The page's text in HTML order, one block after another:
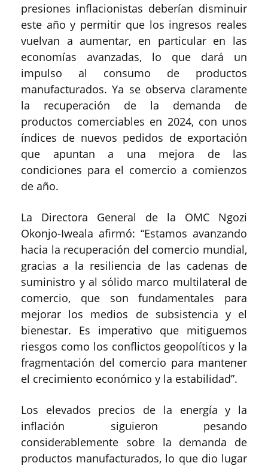
presiones inflacionistas deberían disminuir
este año y permitir que los ingresos reales
vuelvan a aumentar, en particular en las
economías avanzadas, lo que dará un
impulso al consumo de productos
manufacturados. Ya se observa claramente
la recuperación de la demanda de
productos comerciables en 2024, con unos
índices de nuevos pedidos de exportación
que apuntan a una mejora de las
condiciones para el comercio a comienzos
de año.
La Directora General de la OMC Ngozi
Okonjo-Iweala afirmó: “Estamos avanzando
hacia la recuperación del comercio mundial,
gracias a la resiliencia de las cadenas de
suministro y al sólido marco multilateral de
comercio, que son fundamentales para
mejorar los medios de subsistencia y el
bienestar. Es imperativo que mitiguemos
riesgos como los conflictos geopolíticos y la
fragmentación del comercio para mantener
el crecimiento económico y la estabilidad”.
Los elevados precios de la energía y la
inflación siguieron pesando
considerablemente sobre la demanda de
productos manufacturados, lo que dio lugar